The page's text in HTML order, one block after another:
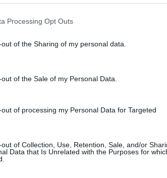
Processing Opt Outs
of the Sharing of my personal data.
of the Sale of my Personal Data.
of processing my Personal Data for Targeted
of Collection, Use, Retention, Sale, and/or
Data that Is Unrelated with the Purposes for